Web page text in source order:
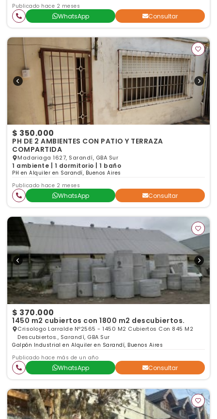
Publicado hace 2 meses
WhatsApp Consultar
$ 350.000
PH DE 2 AMBIENTES CON PATIO Y TERRAZA
COMPARTIDA
Madariaga 1627, Sarandí, GBA Sur
1 ambiente | 1 dormitorio | 1 baño
PH en Alquiler en Sarandí, Buenos Aires
Publicado hace 2 meses
WhatsApp Consultar
$ 370.000
1450 m2 cubiertos con 1800 m2 descubiertos.
Crisologo Larralde Nº2565 - 1450 M2 Cubiertos Con 845 M2
Descubiertos., Sarandí, GBA Sur
Galpón Industrial en Alquiler en Sarandí, Buenos Aires
Publicado hace más de un año
WhatsApp Consultar